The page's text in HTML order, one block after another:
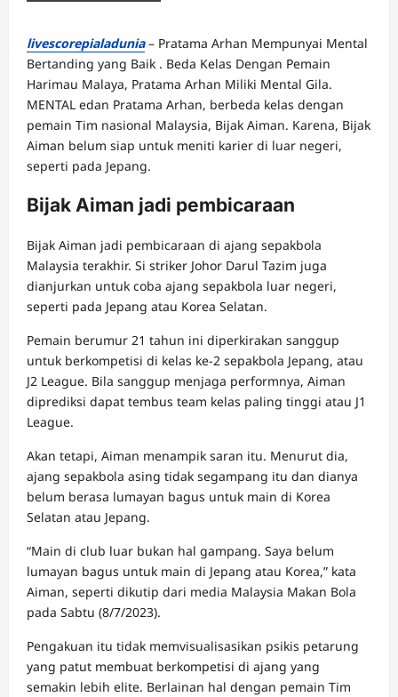
livescorepialadunia– Pratama Arhan Mempunyai Mental
Bertanding yang Baik . Beda Kelas Dengan Pemain
Harimau Malaya, Pratama Arhan Miliki Mental Gila.
MENTAL edan Pratama Arhan, berbeda kelas dengan
pemain Tim nasional Malaysia, Bijak Aiman. Karena, Bijak
Aiman belum siap untuk meniti karier di luar negeri,
seperti pada Jepang.
Bijak Aiman jadi pembicaraan
Bijak Aiman jadi pembicaraan di ajang sepakbola
Malaysia terakhir. Si striker Johor Darul Tazim juga
dianjurkan untuk coba ajang sepakbola luar negeri,
seperti pada Jepang atau Korea Selatan.
Pemain berumur 21 tahun ini diperkirakan sanggup
untuk berkompetisi di kelas ke-2 sepakbola Jepang, atau
J2 League. Bila sanggup menjaga performnya, Aiman
diprediksi dapat tembus team kelas paling tinggi atau J1
League.
Akan tetapi, Aiman menampik saran itu. Menurut dia,
ajang sepakbola asing tidak segampang itu dan dianya
belum berasa lumayan bagus untuk main di Korea
Selatan atau Jepang.
“Main di club luar bukan hal gampang. Saya belum
lumayan bagus untuk main di Jepang atau Korea,” kata
Aiman, seperti dikutip dari media Malaysia Makan Bola
pada Sabtu (8/7/2023).
Pengakuan itu tidak memvisualisasikan psikis petarung
yang patut membuat berkompetisi di ajang yang
semakin lebih elite. Berlainan hal dengan pemain Tim